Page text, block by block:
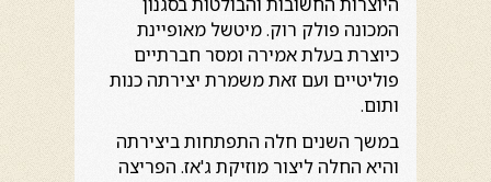
המכונה פולק רוק. מיטשל מאופיינת
כיוצרת בעלת אמירה ומסר חברתיים
פוליטיים ועם זאת משמרת יצירתה כנות
ותום.
במשך השנים חלה התפתחות ביצירתה
והיא החלה ליצור מוזיקת ג'אז. הפריצה